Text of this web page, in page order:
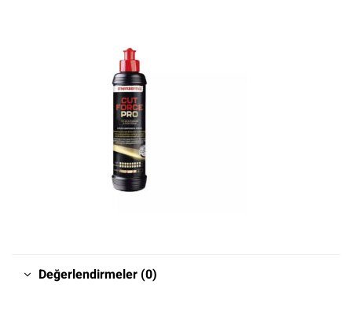
Değerlendirmeler (0)